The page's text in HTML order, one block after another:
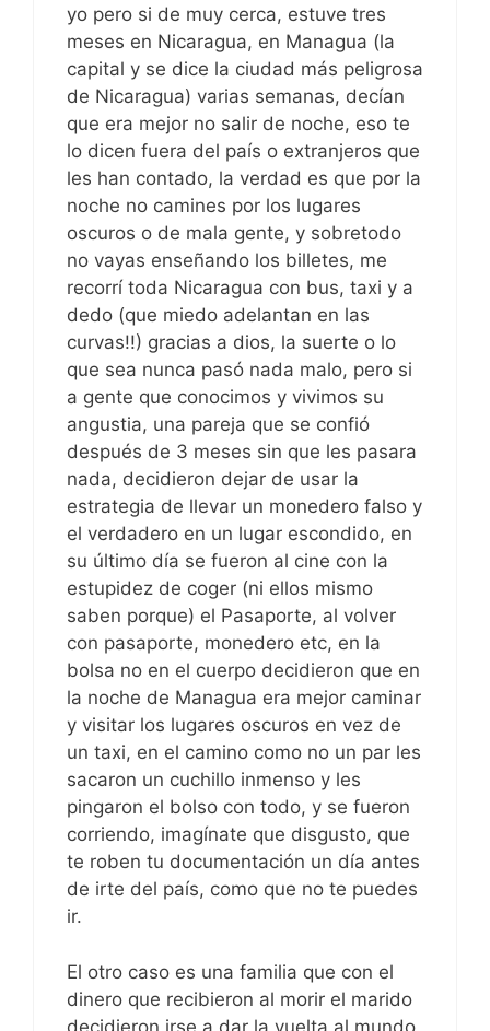
yo pero si de muy cerca, estuve tres
meses en Nicaragua, en Managua (la
capital y se dice la ciudad más peligrosa
de Nicaragua) varias semanas, decían
que era mejor no salir de noche, eso te
lo dicen fuera del país o extranjeros que
les han contado, la verdad es que por la
noche no camines por los lugares
oscuros o de mala gente, y sobretodo
no vayas enseñando los billetes, me
recorrí toda Nicaragua con bus, taxi y a
dedo (que miedo adelantan en las
curvas!!) gracias a dios, la suerte o lo
que sea nunca pasó nada malo, pero si
a gente que conocimos y vivimos su
angustia, una pareja que se confió
después de 3 meses sin que les pasara
nada, decidieron dejar de usar la
estrategia de llevar un monedero falso y
el verdadero en un lugar escondido, en
su último día se fueron al cine con la
estupidez de coger (ni ellos mismo
saben porque) el Pasaporte, al volver
con pasaporte, monedero etc, en la
bolsa no en el cuerpo decidieron que en
la noche de Managua era mejor caminar
y visitar los lugares oscuros en vez de
un taxi, en el camino como no un par les
sacaron un cuchillo inmenso y les
pingaron el bolso con todo, y se fueron
corriendo, imagínate que disgusto, que
te roben tu documentación un día antes
de irte del país, como que no te puedes
ir.
El otro caso es una familia que con el
dinero que recibieron al morir el marido
decidieron irse a dar la vuelta al mundo